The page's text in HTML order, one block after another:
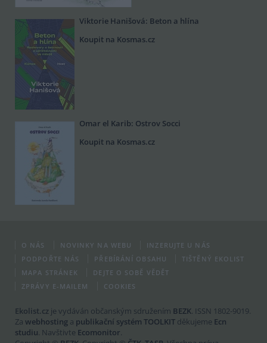
Viktorie Hanišová: Beton a hlína
Koupit na Kosmas.cz
Omar el Karib: Ostrov Socci
Koupit na Kosmas.cz
O NÁS NOVINKY NA WEBU
INZERUJTE U NÁS
PODPOŘTE NÁS
PŘEBÍRÁNÍ OBSAHU
TIŠTĚNÝ EKOLIST
MAPA STRÁNEK
DEJTE O SOBĚ VĚDĚT
ZPRÁVY E-MAILEM
COOKIES
Ekolist.cz je vydáván občanským sdružením BEZK. ISSN 1802-9019.
Za webhosting a publikační systém TOOLKIT děkujeme Ecn
studiu. Navštivte Ecomonitor.